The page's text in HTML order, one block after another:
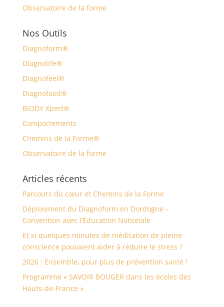
Observatoire de la forme
Nos Outils
Diagnoform®
Diagnolife®
Diagnofeel®
Diagnofood®
BIODY Xpert®
Comportements
Chemins de la Forme®
Observatoire de la forme
Articles récents
Parcours du cœur et Chemins de la Forme
Déploiement du Diagnoform en Dordogne –
Convention avec l’Éducation Nationale
Et si quelques minutes de méditation de pleine
conscience pouvaient aider à réduire le stress ?
2026 : Ensemble, pour plus de prévention santé !
Programme « SAVOIR BOUGER dans les écoles des
Hauts-de-France »